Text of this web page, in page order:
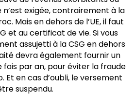
exigée, contrairement à la
Mais en dehors de l’UE, il faut
et au certificat de vie. Si vous
assujetti à la CSG en dehors
devra également fournir un
fois par an, pour éviter la fraude
Et en cas d’oubli, le versement
suspendu.